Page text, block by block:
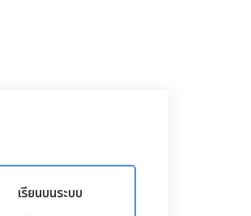
เรียนบนระบบ